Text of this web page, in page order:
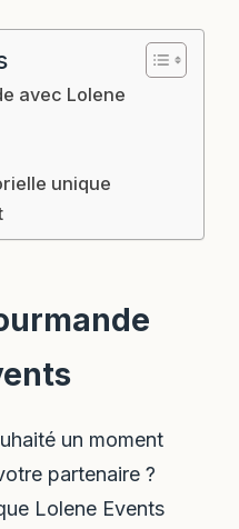
avec Lolene
unique
un moment
partenaire ?
Lolene Events